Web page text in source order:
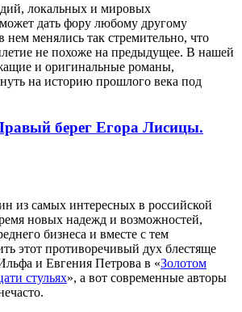
локальных и мировых
дать фору любому другому
менялись так стремительно, что
не похоже на предыдущее. В нашей
и оригинальные романы,
на историю прошлого века под
берег Егора Лисицы.
самых интересных в российской
новых надежд и возможностей,
бизнеса и вместе с тем
этот противоречивый дух блестяще
и Евгения Петрова в «Золотом
стульях», а вот современные авторы